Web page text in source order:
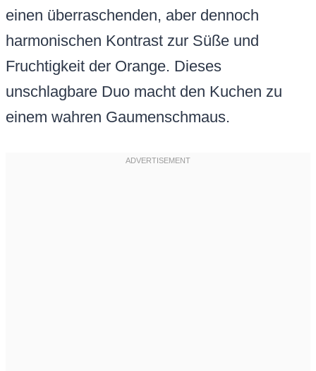
einen überraschenden, aber dennoch
harmonischen Kontrast zur Süße und
Fruchtigkeit der Orange. Dieses
unschlagbare Duo macht den Kuchen zu
einem wahren Gaumenschmaus.